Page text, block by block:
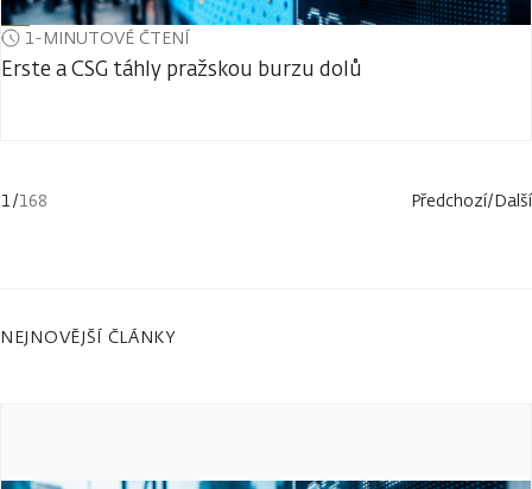
1-MINUTOVÉ ČTENÍ
Erste a CSG táhly pražskou burzu dolů
1/168 Předchozí/Další
NEJNOVĚJŠÍ ČLÁNKY